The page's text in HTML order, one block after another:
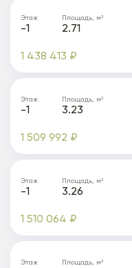
Этаж
-1
Площадь, м²
2.71
1 438 413 ₽
Этаж
-1
Площадь, м²
3.23
1 509 992 ₽
Этаж
-1
Площадь, м²
3.26
1 510 064 ₽
Этаж Площадь, м²